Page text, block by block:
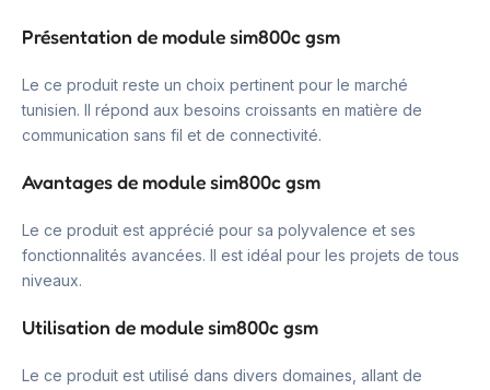
Présentation de module sim800c gsm
Le ce produit reste un choix pertinent pour le marché
tunisien. Il répond aux besoins croissants en matière de
communication sans fil et de connectivité.
Avantages de module sim800c gsm
Le ce produit est apprécié pour sa polyvalence et ses
fonctionnalités avancées. Il est idéal pour les projets de tous
niveaux.
Utilisation de module sim800c gsm
Le ce produit est utilisé dans divers domaines, allant de